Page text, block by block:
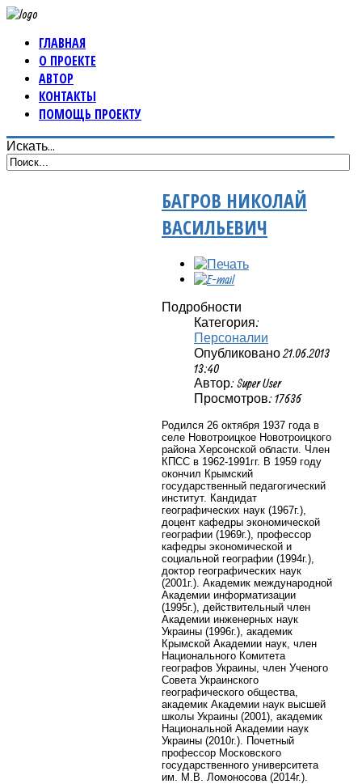
ГЛАВНАЯ
О ПРОЕКТЕ
АВТОР
КОНТАКТЫ
ПОМОЩЬ ПРОЕКТУ
Искать...
БАГРОВ НИКОЛАЙ
ВАСИЛЬЕВИЧ
Подробности
Категория:
Персоналии
Опубликовано 21.06.2013
13:40
Автор: Super User
Просмотров: 17636
Родился 26 октября 1937 года в
селе Новотроицкое Новотроицкого
района Херсонской области. Член
КПСС в 1962-1991гг. В 1959 году
окончил Крымский
государственный педагогический
институт. Кандидат
географических наук (1967г.),
доцент кафедры экономической
географии (1969г.), профессор
кафедры экономической и
социальной географии (1994г.),
доктор географических наук
(2001г.). Академик международной
Академии информатизации
(1995г.), действительный член
Академии инженерных наук
Украины (1996г.), академик
Крымской Академии наук, член
Национального Комитета
географов Украины, член Ученого
Совета Украинского
географического общества,
академик Академии наук высшей
школы Украины (2001), академик
Национальной Академии наук
Украины (2010г.). Почетный
профессор Московского
государственного университета
им. М.В. Ломоносова (2014г.).